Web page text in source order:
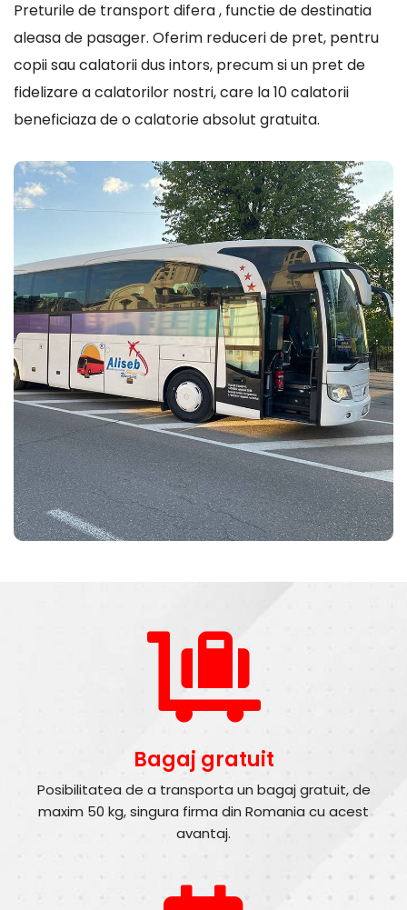
Preturile de transport difera , functie de destinatia
aleasa de pasager. Oferim reduceri de pret, pentru
copii sau calatorii dus intors, precum si un pret de
fidelizare a calatorilor nostri, care la 10 calatorii
beneficiaza de o calatorie absolut gratuita.
Bagaj gratuit
Posibilitatea de a transporta un bagaj gratuit, de
maxim 50 kg, singura firma din Romania cu acest
avantaj.